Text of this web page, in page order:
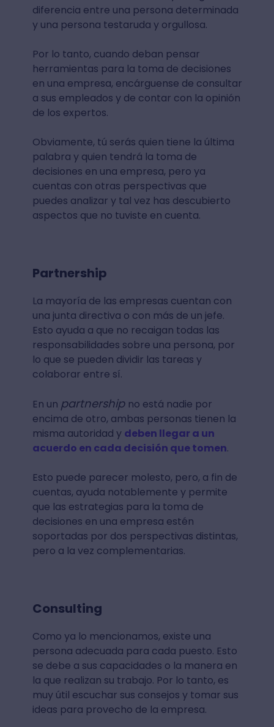
diferencia entre una persona determinada
y una persona testaruda y orgullosa.
Por lo tanto, cuando deban pensar
herramientas para la toma de decisiones
en una empresa, encárguense de consultar
a sus empleados y de contar con la opinión
de los expertos.
Obviamente, tú serás quien tiene la última
palabra y quien tendrá la toma de
decisiones en una empresa, pero ya
cuentas con otras perspectivas que
puedes analizar y tal vez has descubierto
aspectos que no tuviste en cuenta.
Partnership
La mayoría de las empresas cuentan con
una junta directiva o con más de un jefe.
Esto ayuda a que no recaigan todas las
responsabilidades sobre una persona, por
lo que se pueden dividir las tareas y
colaborar entre sí.
En un partnership no está nadie por
encima de otro, ambas personas tienen la
misma autoridad y deben llegar a un
acuerdo en cada decisión que tomen.
Esto puede parecer molesto, pero, a fin de
cuentas, ayuda notablemente y permite
que las estrategias para la toma de
decisiones en una empresa estén
soportadas por dos perspectivas distintas,
pero a la vez complementarias.
Consulting
Como ya lo mencionamos, existe una
persona adecuada para cada puesto. Esto
se debe a sus capacidades o la manera en
la que realizan su trabajo. Por lo tanto, es
muy útil escuchar sus consejos y tomar sus
ideas para provecho de la empresa.